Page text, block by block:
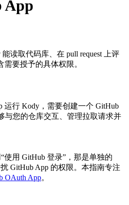
App
读取代码库、在 pull request 上评
要授予的具体权限。
运行 Kody，需要创建一个 GitHub
与您的仓库交互、管理拉取请求并
使用 GitHub 登录”，那是单独的
GitHub App 的权限。本指南专注
OAuth App。